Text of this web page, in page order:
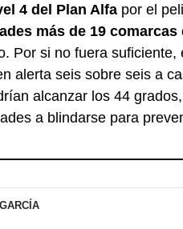
4 del Plan Alfa por el
más de 19
Por si no fuera suficiente,
alerta seis sobre seis a
alcanzar los 44
a blindarse para